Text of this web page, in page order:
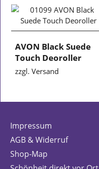
AVON Black Suede
Touch Deoroller
zzgl. Versand
Impressum
AGB & Widerruf
Shop-Map